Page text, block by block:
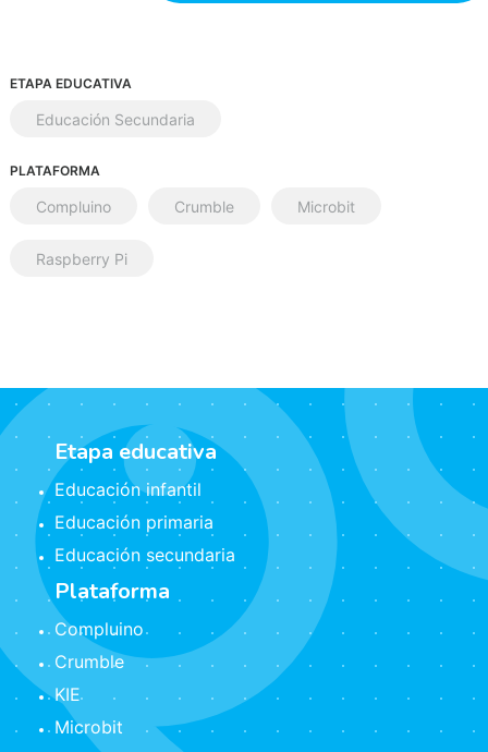
ETAPA EDUCATIVA
Educación Secundaria
PLATAFORMA
Compluino Crumble Microbit
Raspberry Pi
Etapa educativa
Educación infantil
Educación primaria
Educación secundaria
Plataforma
Compluino
Crumble
KIE
Microbit